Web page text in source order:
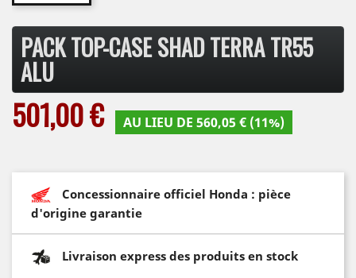
PACK TOP-CASE SHAD TERRA TR55
ALU
501,00 € AU LIEU DE 560,05 € (11%)
Concessionnaire officiel Honda : pièce
d'origine garantie
Livraison express des produits en stock